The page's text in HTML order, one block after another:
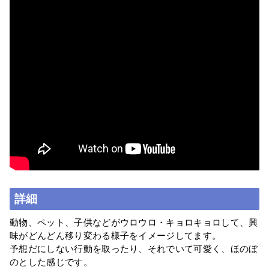
詳細
動物、ペット、子供などがウロウロ・キョロキョロして、興
味がどんどん移り変わる様子をイメージしてます。
予想だにしない行動を取ったり、それでいて可愛く、ほのぼ
のとした感じです。